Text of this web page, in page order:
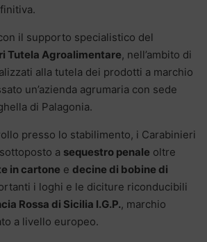
.
il supporto specialistico del
Tutela Agroalimentare, nell’ambito di
alla tutela dei prodotti a marchio
un’azienda agrumaria con sede
di Palagonia.
presso lo stabilimento, i Carabinieri
a sequestro penale oltre
in cartone e decine di bobine di
i loghi e le diciture riconducibili
Rossa di Sicilia I.G.P., marchio
a livello europeo.